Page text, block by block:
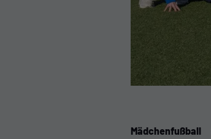
Mädchenfußball